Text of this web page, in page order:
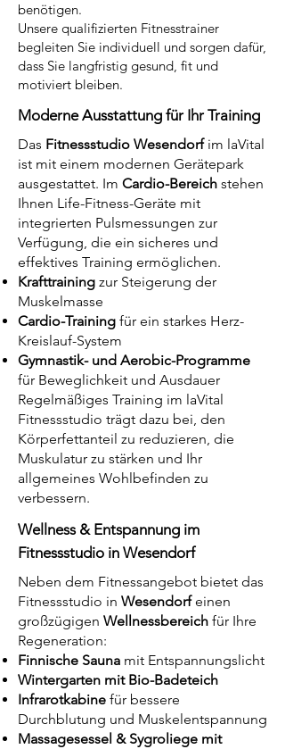
benötigen.
Unsere qualifizierten Fitnesstrainer
begleiten Sie individuell und sorgen dafür,
dass Sie langfristig gesund, fit und
motiviert bleiben.
Moderne Ausstattung für Ihr Training
Das Fitnessstudio Wesendorf im laVital
ist mit einem modernen Gerätepark
ausgestattet. Im Cardio-Bereich stehen
Ihnen Life-Fitness-Geräte mit
integrierten Pulsmessungen zur
Verfügung, die ein sicheres und
effektives Training ermöglichen.
Krafttraining zur Steigerung der
Muskelmasse
Cardio-Training für ein starkes Herz-
Kreislauf-System
Gymnastik- und Aerobic-Programme
für Beweglichkeit und Ausdauer
Regelmäßiges Training im laVital
Fitnessstudio trägt dazu bei, den
Körperfettanteil zu reduzieren, die
Muskulatur zu stärken und Ihr
allgemeines Wohlbefinden zu
verbessern.
Wellness & Entspannung im
Fitnessstudio in Wesendorf
Neben dem Fitnessangebot bietet das
Fitnessstudio in Wesendorfeinen
großzügigen Wellnessbereich für Ihre
Regeneration:
Finnische Sauna mit Entspannungslicht
Wintergarten mit Bio-Badeteich
Infrarotkabine für bessere
Durchblutung und Muskelentspannung
Massagesessel & Sygroliege mit